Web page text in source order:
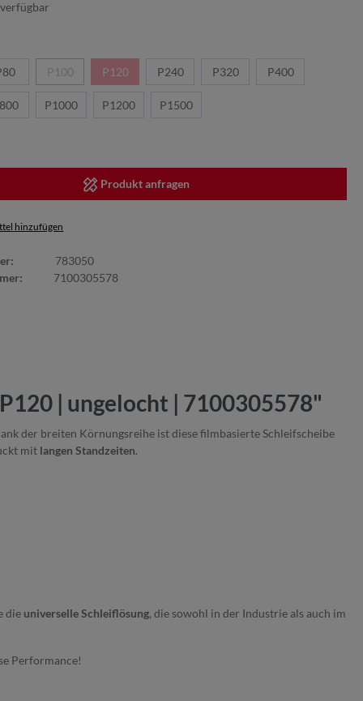
P100 P120 P240 P320 P400
P1000 P1200 P1500
Produkt anfragen
hinzufügen
783050
7100305578
| ungelocht | 7100305578"
der breiten Körnungsreihe ist diese filmbasierte Schleifscheibe
mit langen Standzeiten.
die universelle Schleiflösung, die sowohl in der Industrie als auch im
Performance!